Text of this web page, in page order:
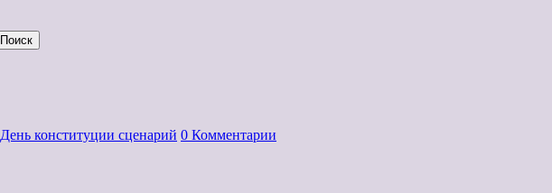
День конституции сценарий 0 Комментарии